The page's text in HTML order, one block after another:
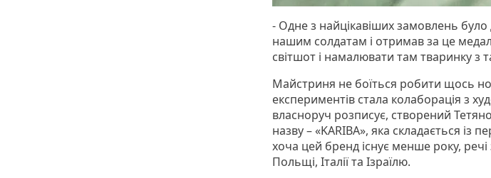
- Одне з найцікавіших замовлень
нашим солдатам і отримав за це
світшот і намалювати там тваринку
Майстриня не боїться робити щось
експериментів стала колаборація з
власноруч розписує, створений
назву – «KARIBA», яка складається із
хоча цей бренд існує менше року, речі
Польщі, Італії та Ізраїлю.